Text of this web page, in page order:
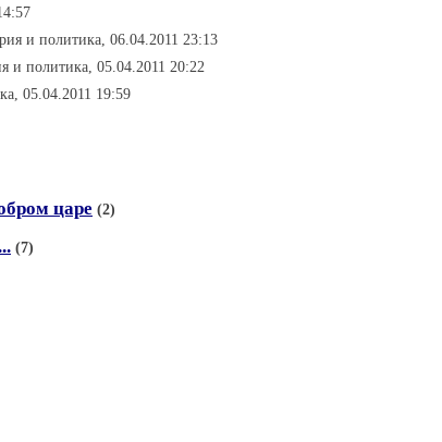
и политика, 06.04.2011 23:13
и политика, 05.04.2011 20:22
05.04.2011 19:59
царе (2)
(7)